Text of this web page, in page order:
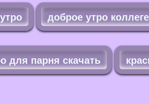
доброе утро коллеге
для парня скачать